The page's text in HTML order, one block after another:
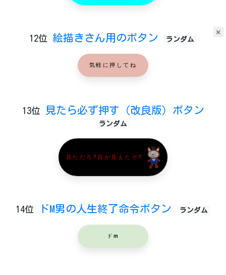
×
12位 絵描きさん用のボタン ランダム
気軽に押してね
13位 見たら必ず押す（改良版）ボタン
ランダム
見ただろ?目が見えたぞ?
14位 ドM男の人生終了命令ボタン ランダム
ドm